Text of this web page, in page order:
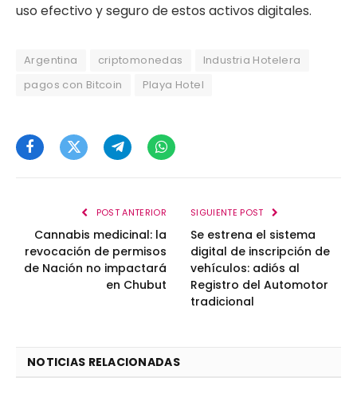
uso efectivo y seguro de estos activos digitales.
Argentina criptomonedas
Industria Hotelera
pagos con Bitcoin
Playa Hotel
FacebookTwitterTelegramWhatsApp
POST ANTERIOR
Cannabis medicinal: la
revocación de permisos
de Nación no impactará
en Chubut
SIGUIENTE POST
Se estrena el sistema
digital de inscripción de
vehículos: adiós al
Registro del Automotor
tradicional
NOTICIAS RELACIONADAS